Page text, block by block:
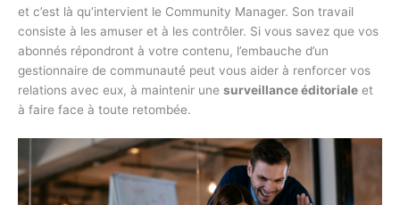
et c’est là qu’intervient le Community Manager. Son travail
consiste à les amuser et à les contrôler. Si vous savez que vos
abonnés répondront à votre contenu, l’embauche d’un
gestionnaire de communauté peut vous aider à renforcer vos
relations avec eux, à maintenir une surveillance éditoriale et
à faire face à toute retombée.